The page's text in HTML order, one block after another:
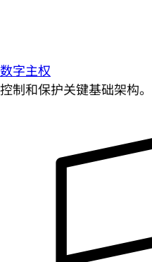
数字主权
控制和保护关键基础架构。